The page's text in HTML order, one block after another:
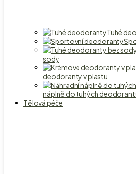
Tuhé
sody
deodoranty v plastu
náplně do tuhých
Tělová péče